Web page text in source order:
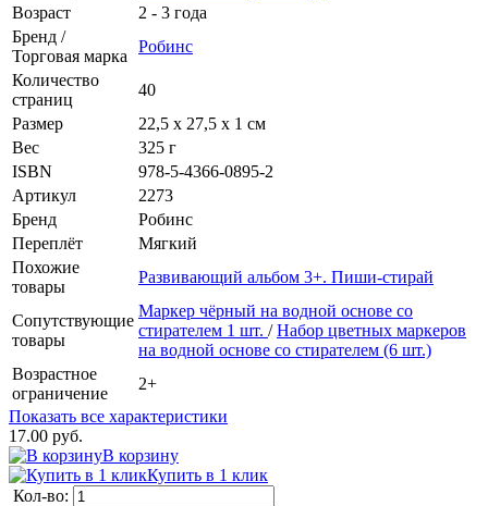
Возраст
2 - 3 года
Бренд /
Торговая марка
Робинс
Количество
страниц
40
Размер
22,5 х 27,5 х 1 см
Вес
325 г
ISBN
978-5-4366-0895-2
Артикул
2273
Бренд
Робинс
Переплёт
Мягкий
Похожие
товары
Развивающий альбом 3+. Пиши-стирай
Сопутствующие
товары
Маркер чёрный на водной основе со
стирателем 1 шт. /Набор цветных маркеров
на водной основе со стирателем (6 шт.)
Возрастное
ограничение
2+
Показать все характеристики
17.00 руб.
В корзину
Купить в 1 клик
Кол-во: